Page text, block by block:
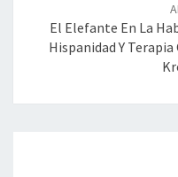
El Elefante En La
Hispanidad Y